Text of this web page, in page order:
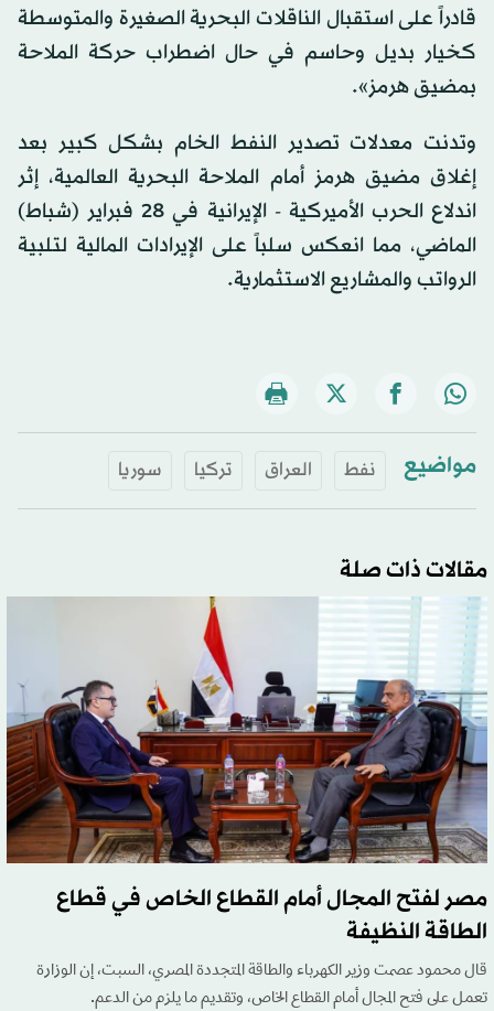
قادراً على استقبال الناقلات البحرية الصغيرة والمتوسطة
كخيار بديل وحاسم في حال اضطراب حركة الملاحة
بمضيق هرمز».
وتدنت معدلات تصدير النفط الخام بشكل كبير بعد
إغلاق مضيق هرمز أمام الملاحة البحرية العالمية، إثر
اندلاع الحرب الأميركية - الإيرانية في 28 فبراير (شباط)
الماضي، مما انعكس سلباً على الإيرادات المالية لتلبية
الرواتب والمشاريع الاستثمارية.
مواضيع نفط العراق تركيا سوريا
مقالات ذات صلة
مصر لفتح المجال أمام القطاع الخاص في قطاع
الطاقة النظيفة
قال محمود عصمت وزير الكهرباء والطاقة المتجددة المصري، السبت، إن الوزارة
تعمل على فتح المجال أمام القطاع الخاص، وتقديم ما يلزم من الدعم.